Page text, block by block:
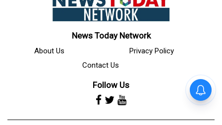
News Today Network
About Us
Privacy Policy
Contact Us
Follow Us